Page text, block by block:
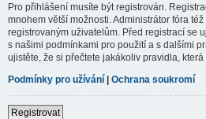
Pro přihlášení musíte být registrován.
mnohem větší možnosti. Administrátor fóra
registrovaným uživatelům. Před registrací se
s našimi podmínkami pro použití a s dalšími
ujistěte, že si přečtete jakákoliv pravidla, která
Podmínky pro užívání | Ochrana soukromí
Registrovat